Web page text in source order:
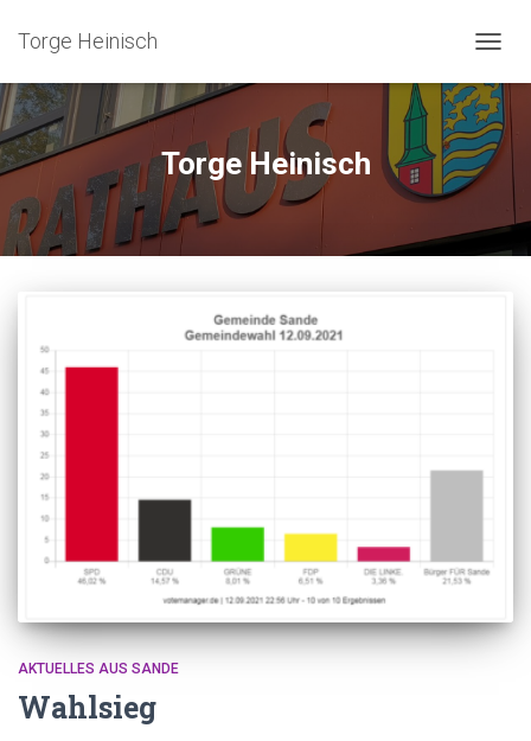
Torge Heinisch
Torge Heinisch
AKTUELLES AUS SANDE
Wahlsieg